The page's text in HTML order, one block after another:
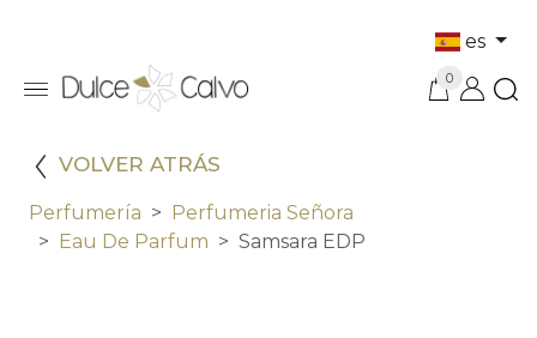
es
0
VOLVER ATRÁS
Perfumería
Perfumeria Señora
Eau De Parfum
Samsara EDP